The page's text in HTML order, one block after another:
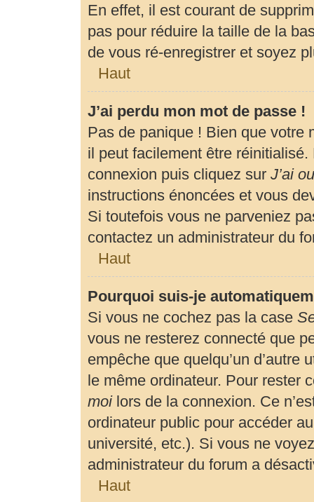
En effet, il est courant de
pas pour réduire la taille de la
de vous ré-enregistrer et soyez
Haut
J’ai perdu mon mot de passe !
Pas de panique ! Bien que votre
il peut facilement être
connexion puis cliquez sur J’ai
instructions énoncées et vous
Si toutefois vous ne parveniez
contactez un administrateur du
Haut
Pourquoi suis-je
Si vous ne cochez pas la case
vous ne resterez connecté que
empêche que quelqu’un
le même ordinateur. Pour rester
moilors de la connexion. Ce
ordinateur public pour accéder
université, etc.). Si vous ne
administrateur du forum a
Haut